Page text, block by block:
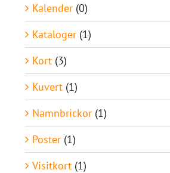
Kalender (0)
Kataloger (1)
Kort (3)
Kuvert (1)
Namnbrickor (1)
Poster (1)
Visitkort (1)